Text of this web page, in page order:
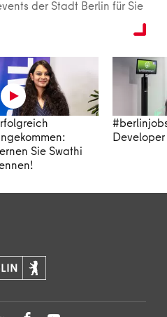
der Stadt Berlin für Sie
Sie Swathi